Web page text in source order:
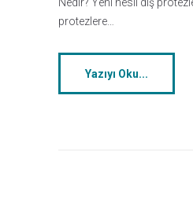
protezlere…
Yazıyı Oku...